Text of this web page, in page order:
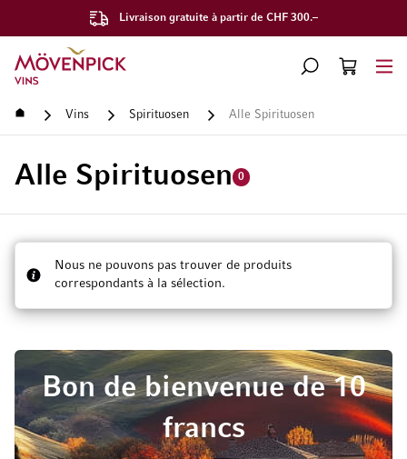
Livraison gratuite à partir de CHF 300.–
Aller à la page d'accueil
CHERCHERPANIER
Accueil Vins Spirituosen Alle Spirituosen
Alle Spirituosen 0
Nous ne pouvons pas trouver de produits
correspondants à la sélection.
Bon de bienvenue de 10
francs